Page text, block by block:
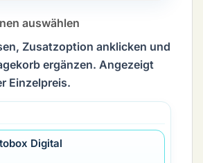
auswählen
Zusatzoption anklicken und
ergänzen. Angezeigt
Einzelpreis.
Digital